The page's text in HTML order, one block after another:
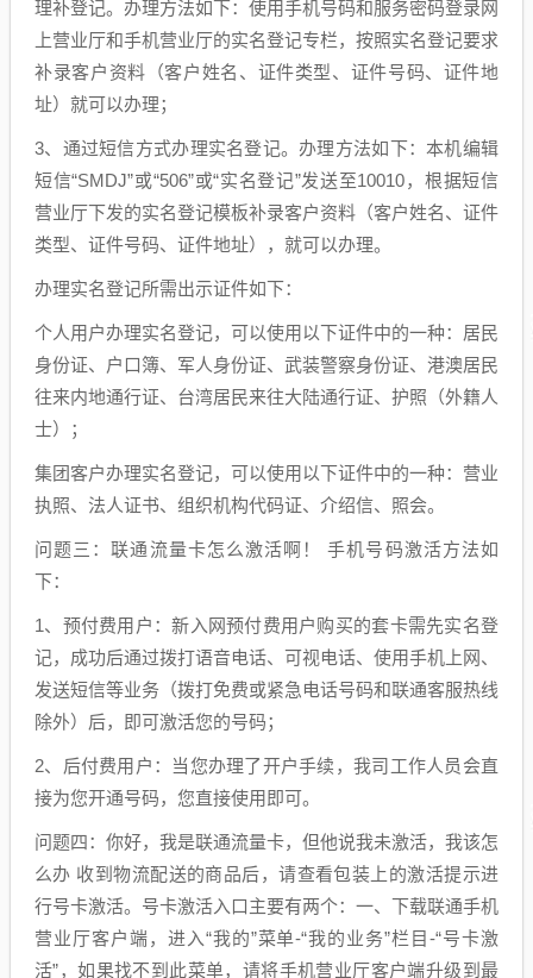
理补登记。办理方法如下：使用手机号码和服务密码登录网
上营业厅和手机营业厅的实名登记专栏，按照实名登记要求
补录客户资料（客户姓名、证件类型、证件号码、证件地
址）就可以办理；
3、通过短信方式办理实名登记。办理方法如下：本机编辑
短信“SMDJ”或“506”或“实名登记”发送至10010，根据短信
营业厅下发的实名登记模板补录客户资料（客户姓名、证件
类型、证件号码、证件地址），就可以办理。
办理实名登记所需出示证件如下：
个人用户办理实名登记，可以使用以下证件中的一种：居民
身份证、户口簿、军人身份证、武装警察身份证、港澳居民
往来内地通行证、台湾居民来往大陆通行证、护照（外籍人
士）；
集团客户办理实名登记，可以使用以下证件中的一种：营业
执照、法人证书、组织机构代码证、介绍信、照会。
问题三：联通流量卡怎么激活啊！ 手机号码激活方法如
下：
1、预付费用户：新入网预付费用户购买的套卡需先实名登
记，成功后通过拨打语音电话、可视电话、使用手机上网、
发送短信等业务（拨打免费或紧急电话号码和联通客服热线
除外）后，即可激活您的号码；
2、后付费用户：当您办理了开户手续，我司工作人员会直
接为您开通号码，您直接使用即可。
问题四：你好，我是联通流量卡，但他说我未激活，我该怎
么办 收到物流配送的商品后，请查看包装上的激活提示进
行号卡激活。号卡激活入口主要有两个：一、下载联通手机
营业厅客户端，进入“我的”菜单-“我的业务”栏目-“号卡激
活”，如果找不到此菜单，请将手机营业厅客户端升级到最